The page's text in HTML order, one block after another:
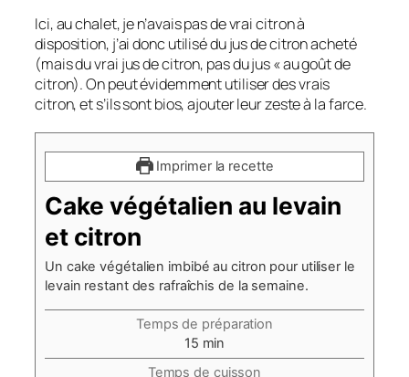
Ici, au chalet, je n’avais pas de vrai citron à
disposition, j’ai donc utilisé du jus de citron acheté
(mais du vrai jus de citron, pas du jus « au goût de
citron). On peut évidemment utiliser des vrais
citron, et s’ils sont bios, ajouter leur zeste à la farce.
Imprimer la recette
Cake végétalien au levain
et citron
Un cake végétalien imbibé au citron pour utiliser le
levain restant des rafraîchis de la semaine.
Temps de préparation
15minutes
min
Temps de cuisson